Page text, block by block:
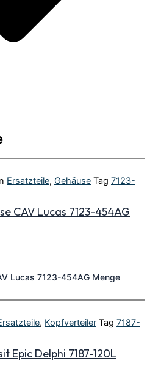
Ersatzteile, Gehäuse Tag 7123-
CAV Lucas 7123-454AG
Lucas 7123-454AG Menge
, Kopfverteiler Tag 7187-
Epic Delphi 7187-120L